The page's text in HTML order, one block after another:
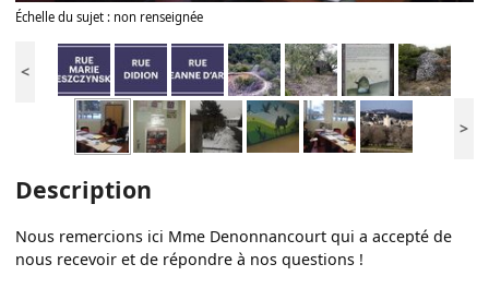
Échelle du sujet : non renseignée
<
>
Description
Nous remercions ici Mme Denonnancourt qui a accepté de
nous recevoir et de répondre à nos questions !